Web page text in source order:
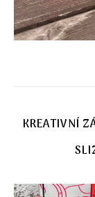
KREATIVNÍ